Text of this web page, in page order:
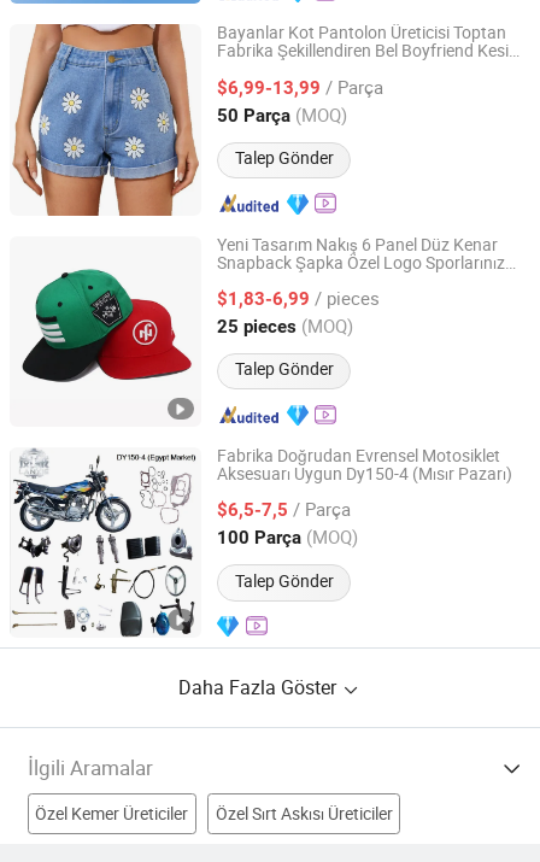
Bayanlar Kot Pantolon Üreticisi Toptan
Fabrika Şekillendiren Bel Boyfriend Kesim
Güçlendirilmiş Dikiş Deneme Siparişi OEM
ODM Özel Lo
$6,99-13,99 / Parça
50 Parça (MOQ)
Talep Gönder
Dongguan Xixiang E-Commerce Co., Ltd.
Guangdong, China Fiyat 2026
Yeni Tasarım Nakış 6 Panel Düz Kenar
Snapback Şapka Özel Logo Sporlarınız
$1,83-6,99 / pieces
25 pieces (MOQ)
Talep Gönder
Dongguan D-Ray Headwear Co., Ltd.
Guangdong, China Fiyat 2024
Fabrika Doğrudan Evrensel Motosiklet
Aksesuarı Uygun Dy150-4 (Mısır Pazarı)
$6,5-7,5 / Parça
100 Parça (MOQ)
Talep Gönder
Langfang Zhouchi Import and Export Co., Ltd
Guangdong, China Fiyat 2026
Daha Fazla Göster
İlgili Aramalar
Özel Kemer Üreticiler Özel Sırt Askısı Üreticiler